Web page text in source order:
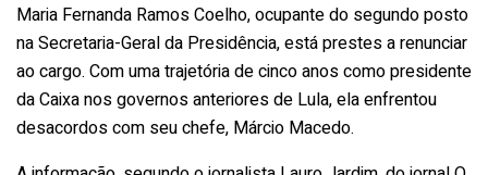
Maria Fernanda Ramos Coelho, ocupante do segundo posto
na Secretaria-Geral da Presidência, está prestes a renunciar
ao cargo. Com uma trajetória de cinco anos como presidente
da Caixa nos governos anteriores de Lula, ela enfrentou
desacordos com seu chefe, Márcio Macedo.